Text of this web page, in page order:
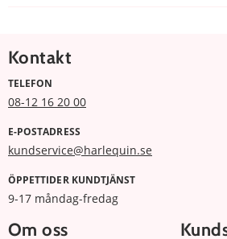
Kontakt
TELEFON
08-12 16 20 00
E-POSTADRESS
kundservice@harlequin.se
ÖPPETTIDER KUNDTJÄNST
9-17 måndag-fredag
Om oss